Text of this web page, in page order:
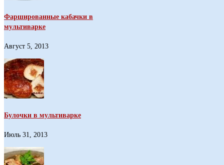
Фаршированные кабачки в
мультиварке
Август 5, 2013
Булочки в мультиварке
Июль 31, 2013